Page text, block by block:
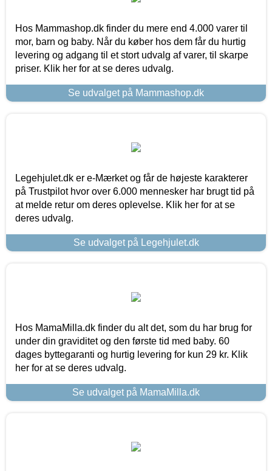
Hos Mammashop.dk finder du mere end 4.000 varer til
mor, barn og baby. Når du køber hos dem får du hurtig
levering og adgang til et stort udvalg af varer, til skarpe
priser. Klik her for at se deres udvalg.
Se udvalget på Mammashop.dk
Legehjulet.dk er e-Mærket og får de højeste karakterer
på Trustpilot hvor over 6.000 mennesker har brugt tid på
at melde retur om deres oplevelse. Klik her for at se
deres udvalg.
Se udvalget på Legehjulet.dk
Hos MamaMilla.dk finder du alt det, som du har brug for
under din graviditet og den første tid med baby. 60
dages byttegaranti og hurtig levering for kun 29 kr. Klik
her for at se deres udvalg.
Se udvalget på MamaMilla.dk